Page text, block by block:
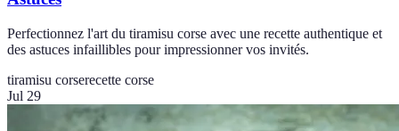
Perfectionnez l'art du tiramisu corse avec une recette authentique et
des astuces infaillibles pour impressionner vos invités.
tiramisu corserecette corse
Jul 29